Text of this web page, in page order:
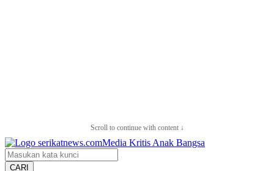
Scroll to continue with content ↓
CARI